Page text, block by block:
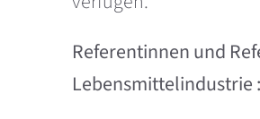
Referentinnen und
Lebensmittelindustrie :